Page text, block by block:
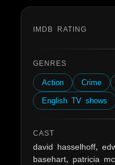
IMDB RATING
GENRES
Action Crime
English TV shows
CAST
david hasselhoff,
basehart, patricia